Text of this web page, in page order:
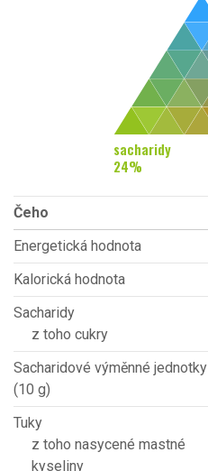
sacharidy
24%
Čeho
Energetická hodnota
Kalorická hodnota
Sacharidy
z toho cukry
Sacharidové výměnné jednotky
(10 g)
Tuky
z toho nasycené mastné
kyseliny